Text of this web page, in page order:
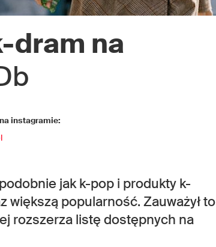
dram na
instagramie:
jak k-pop i produkty k-
większą popularność. Zauważył to
rozszerza listę dostępnych na